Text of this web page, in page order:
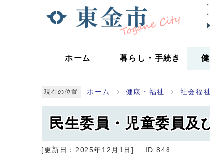
ホーム 暮らし ・ 手続き
現在の位置 ホーム 健康・福祉 社会福祉
民生委員・児童委員及
[更新日： 2025年12月1日 ] ID:848